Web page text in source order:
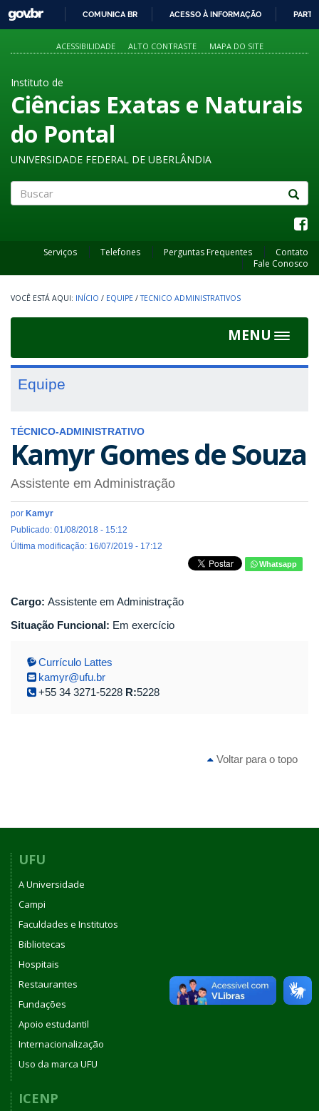
PARA
O
GOVBR
COMUNICA BR ACESSO À INFORMAÇÃO
ACESSIBILIDADE ALTO CONTRASTE MAPA DO SITE
Instituto de
Ciências Exatas e Naturais
do Pontal
UNIVERSIDADE FEDERAL DE UBERLÂNDIA
Serviços Telefones Perguntas Frequentes
Contato
Fale Conosco
INÍCIO / EQUIPE / TECNICO ADMINISTRATIVOS
MENU
Toggle
Equipe
TÉCNICO-ADMINISTRATIVO
Kamyr Gomes de Souza
Assistente em Administração
por Kamyr
Publicado: 01/08/2018 - 15:12
Última modificação: 16/07/2019 - 17:12
Whatsapp
Cargo: Assistente em Administração
Situação Funcional: Em exercício
Currículo Lattes
kamyr@ufu.br
+55 34 3271-5228 R:5228
Voltar para o topo
UFU
A Universidade
Campi
Faculdades e Institutos
Bibliotecas
Hospitais
Restaurantes
Fundações
Apoio estudantil
Internacionalização
Uso da marca UFU
ICENP